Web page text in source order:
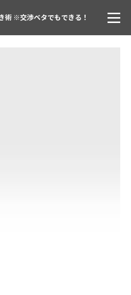
術 ※交渉ベタでもできる！